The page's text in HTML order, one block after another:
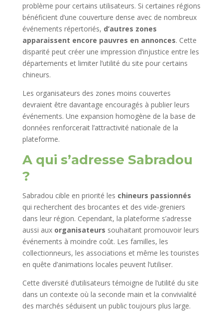
problème pour certains utilisateurs. Si certaines régions
bénéficient d’une couverture dense avec de nombreux
événements répertoriés, d’autres zones
apparaissent encore pauvres en annonces. Cette
disparité peut créer une impression d’injustice entre les
départements et limiter l’utilité du site pour certains
chineurs.
Les organisateurs des zones moins couvertes
devraient être davantage encouragés à publier leurs
événements. Une expansion homogène de la base de
données renforcerait l’attractivité nationale de la
plateforme.
A qui s’adresse Sabradou
?
Sabradou cible en priorité les chineurs passionnés
qui recherchent des brocantes et des vide-greniers
dans leur région. Cependant, la plateforme s’adresse
aussi aux organisateurs souhaitant promouvoir leurs
événements à moindre coût. Les familles, les
collectionneurs, les associations et même les touristes
en quête d’animations locales peuvent l’utiliser.
Cette diversité d’utilisateurs témoigne de l’utilité du site
dans un contexte où la seconde main et la convivialité
des marchés séduisent un public toujours plus large.